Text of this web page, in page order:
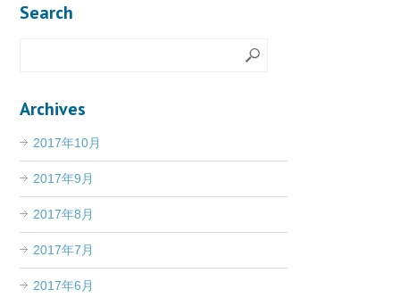
Search
Archives
2017年10月
2017年9月
2017年8月
2017年7月
2017年6月